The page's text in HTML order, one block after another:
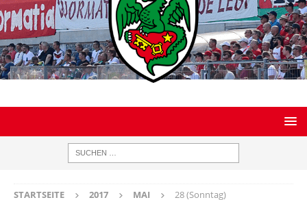
STARTSEITE 2017 MAI 28 (Sonntag)